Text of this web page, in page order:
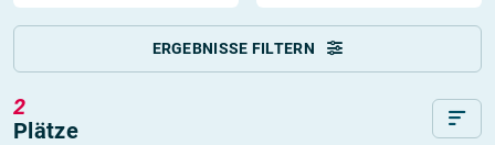
ERGEBNISSE FILTERN
2
Plätze